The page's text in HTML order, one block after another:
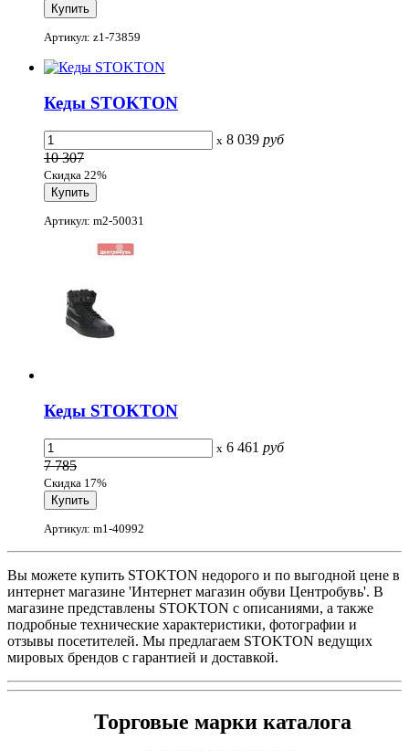
Артикул: z1-73859
Кеды STOKTON
x 8 039 руб
10 307
Скидка 22%
Артикул: m2-50031
Кеды STOKTON
x 6 461 руб
7 785
Скидка 17%
Артикул: m1-40992
Вы можете купить STOKTON недорого и по выгодной цене в
интернет магазине 'Интернет магазин обуви Центробувь'. В
магазине представлены STOKTON с описаниями, а также
подробные технические характеристики, фотографии и
отзывы посетителей. Мы предлагаем STOKTON ведущих
мировых брендов с гарантией и доставкой.
Торговые марки каталога